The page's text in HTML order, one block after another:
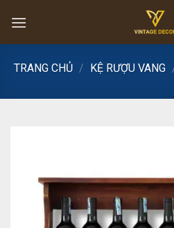
content
TRANG CHỦ / KỆ RƯỢU VANG